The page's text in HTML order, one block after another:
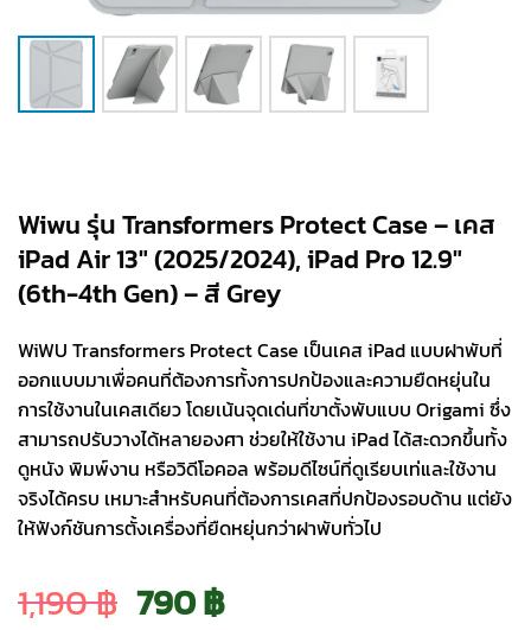
Wiwu รุ่น Transformers Protect Case – เคส
iPad Air 13″ (2025/2024), iPad Pro 12.9″
(6th-4th Gen) – สี Grey
WiWU Transformers Protect Case เป็นเคส iPad แบบฝาพับที่
ออกแบบมาเพื่อคนที่ต้องการทั้งการปกป้องและความยืดหยุ่นใน
การใช้งานในเคสเดียว โดยเน้นจุดเด่นที่ขาตั้งพับแบบ Origami ซึ่ง
สามารถปรับวางได้หลายองศา ช่วยให้ใช้งาน iPad ได้สะดวกขึ้นทั้ง
ดูหนัง พิมพ์งาน หรือวิดีโอคอล พร้อมดีไซน์ที่ดูเรียบเท่และใช้งาน
จริงได้ครบ เหมาะสำหรับคนที่ต้องการเคสที่ปกป้องรอบด้าน แต่ยัง
ให้ฟังก์ชันการตั้งเครื่องที่ยืดหยุ่นกว่าฝาพับทั่วไป
1,190฿ Original
790฿Current